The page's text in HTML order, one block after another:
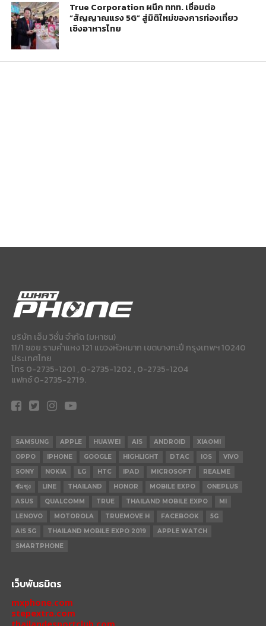
True Corporation ผนึก ททท. เชื่อมต่อ
“สัญญาณแรง 5G” สู่มิติใหม่ของการท่องเที่ยว
เชิงอาหารไทย
บริษัท เอ็ม วิชั่น จำกัด (มหาชน)
11/1 ซอย รามคำแหง 121 แขวงหัวหมาก เขตบางกะปี กรุงเทพฯ 10240
ประเทศไทย
โทร 0-2735-1201 , 0-2735-1202 , 0-2735-1204
แฟกซ์ 0-2735-2719.
SAMSUNG APPLE HUAWEI AIS ANDROID
XIAOMI
OPPO
IPHONE GOOGLE HIGHLIGHT DTAC IOS
VIVO
SONY
NOKIA LG HTC IPAD MICROSOFT
REALME
ซัมซุง
LINE THAILAND HONOR MOBILE EXPO
ONEPLUS
ASUS
QUALCOMM TRUE THAILAND MOBILE EXPO
MI
LENOVO
MOTOROLA TRUEMOVE H FACEBOOK
5G
AIS 5G
THAILAND MOBILE EXPO 2019
APPLE WATCH
SMARTPHONE
เว็บพันธมิตร
mxphone.com
stepextra.com